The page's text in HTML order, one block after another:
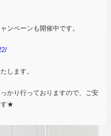
ンペーンも開催中です。
します。
かり行っておりますので、ご安
す★